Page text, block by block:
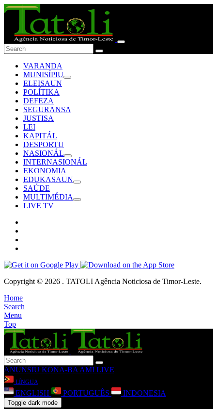
VARANDA
MUNISÍPIU
ELEISAUN
POLÍTIKA
DEFEZA
SEGURANSA
JUSTISA
LEI
KAPITÁL
DESPORTU
NASIONÁL
INTERNASIONÁL
EKONOMIA
EDUKASAUN
SAÚDE
MULTIMÉDIA
LIVE TV
Copyright © 2026 . TATOLI Agência Noticiosa de Timor-Leste.
Home
Search
Menu
Top
ANUNSIU KONA-BA AMI LIVE
LÍNGUA
ENGLISH PORTUGUÊS INDONESIA
Toggle dark mode